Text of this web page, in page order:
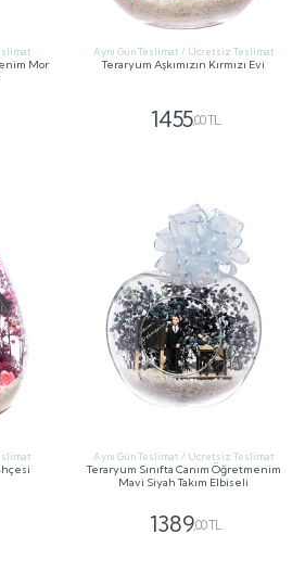
Mor
Aynı Gün Teslimat / Ücretsiz Teslimat
Teraryum Aşkımızın Kırmızı Evi
1455,00 TL
Aynı Gün Teslimat / Ücretsiz Teslimat
Teraryum Sınıfta Canım Öğretmenim
Mavi Siyah Takım Elbiseli
1389,00 TL